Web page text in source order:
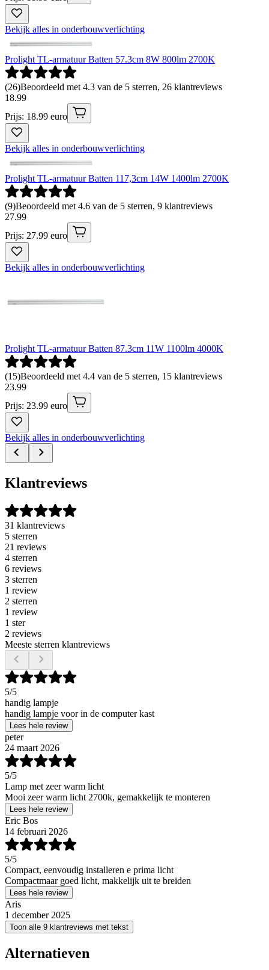
Bekijk alles in onderbouwverlichting
Prolight TL-armatuur Batten 57.3cm 8W 800lm 2700K
(26)Beoordeeld met 4.3 van de 5 sterren, 26 klantreviews
18.99
Prijs: 18.99 euro
Bekijk alles in onderbouwverlichting
Prolight TL-armatuur Batten 117,3cm 14W 1400lm 2700K
(9)Beoordeeld met 4.6 van de 5 sterren, 9 klantreviews
27.99
Prijs: 27.99 euro
Bekijk alles in onderbouwverlichting
Prolight TL-armatuur Batten 87.3cm 11W 1100lm 4000K
(15)Beoordeeld met 4.4 van de 5 sterren, 15 klantreviews
23.99
Prijs: 23.99 euro
Bekijk alles in onderbouwverlichting
Klantreviews
31 klantreviews
5 sterren
21 reviews
4 sterren
6 reviews
3 sterren
1 review
2 sterren
1 review
1 ster
2 reviews
Meeste sterren klantreviews
5/5
handig lampje
handig lampje voor in de computer kast
Lees hele review
peter
24 maart 2026
5/5
Lamp met zeer warm licht
Mooi zeer warm licht 2700k, gemakkelijk te monteren
Lees hele review
Eric Bos
14 februari 2026
5/5
Compact, eenvoudig installeren e prima licht
Compactmaar goed licht, makkelijk uit te breiden
Lees hele review
Aris
1 december 2025
Toon alle 9 klantreviews met tekst
Alternatieven